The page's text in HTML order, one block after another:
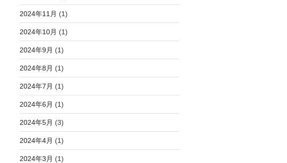
2024年11月 (1)
2024年10月 (1)
2024年9月 (1)
2024年8月 (1)
2024年7月 (1)
2024年6月 (1)
2024年5月 (3)
2024年4月 (1)
2024年3月 (1)